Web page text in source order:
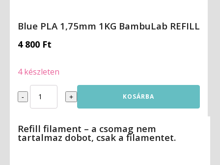
Blue PLA 1,75mm 1KG BambuLab REFILL
4 800 Ft
4 készleten
-
Blue
1,75mm
BambuLab
REFILL
mennyiség
+ KOSÁRBA
Refill filament – a csomag nem
tartalmaz dobot, csak a filamentet.